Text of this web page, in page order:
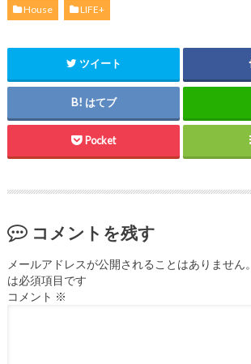
House LIFE+
ツイート
はてブ
Pocket
コメントを残す
メールアドレスが公開されることはありません。
は必須項目です
コメント ※